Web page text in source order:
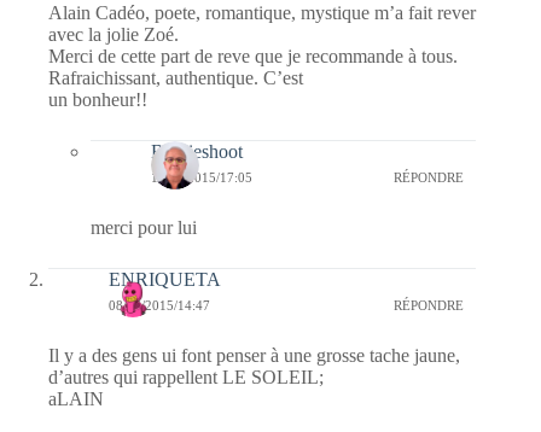
Alain Cadéo, poete, romantique, mystique m’a fait rever
avec la jolie Zoé.
Merci de cette part de reve que je recommande à tous.
Rafraichissant, authentique. C’est
un bonheur!!
Bernieshoot
14/06/2015/17:05 RÉPONDRE
merci pour lui
ENRIQUETA
08/06/2015/14:47 RÉPONDRE
Il y a des gens ui font penser à une grosse tache jaune,
d’autres qui rappellent LE SOLEIL;
aLAIN